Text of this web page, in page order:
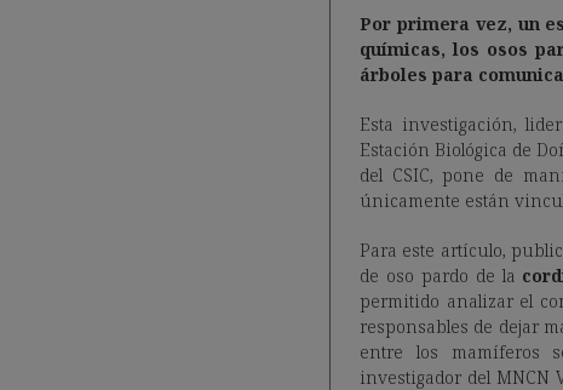
Por primera vez, un
químicas, los osos
árboles para
Esta investigación,
Estación Biológica de
del CSIC, pone de
únicamente están
Para este artículo,
de oso pardo de la
permitido analizar el
responsables de dejar
entre los mamíferos
investigador del MNCN